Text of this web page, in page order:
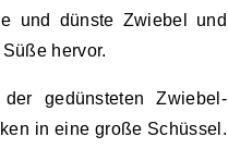
und dünste Zwiebel und
hervor.
gedünsteten Zwiebel-
in eine große Schüssel.